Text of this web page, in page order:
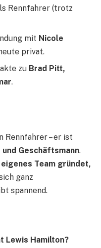
Rennfahrer (trotz
mit Nicole
privat.
zu Brad Pitt,
.
Rennfahrer – er ist
Geschäftsmann.
eigenes Team gründet,
ganz
spannend.
Lewis Hamilton?